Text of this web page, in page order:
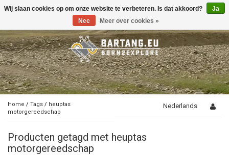
Toggle
Home / Tags / heuptas
motorgereedschap
Nederlands
Producten getagd met heuptas
motorgereedschap
Wij slaan cookies op om onze website te verbeteren. Is dat akkoord?
Ja
Nee
Meer over cookies »